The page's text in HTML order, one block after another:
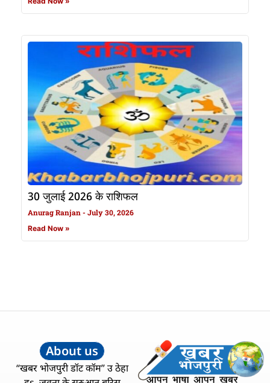
30 जुलाई 2026 के राशिफल
Anurag Ranjan July 30, 2026
Read Now »
About us
“खबर भोजपुरी डॉट कॉम” उ ठेहा